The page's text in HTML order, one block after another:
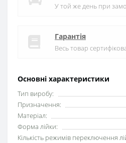
Основні характеристики
Тип виробу:
Призначення:
Матеріал:
Форма лійки:
Кількість режимів переключення
У той же день при
Гарантія
Весь товар